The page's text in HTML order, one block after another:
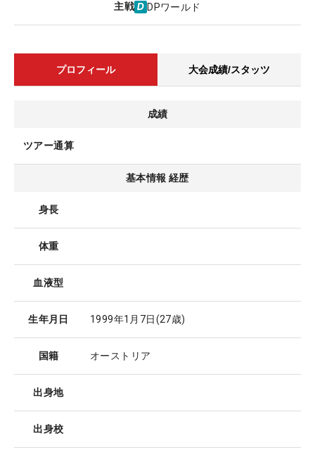
主戦 DPワールド
プロフィール 大会成績/スタッツ
成績
ツアー通算
基本情報 経歴
身長
体重
血液型
生年月日 1999年1月7日(27歳)
国籍 オーストリア
出身地
出身校